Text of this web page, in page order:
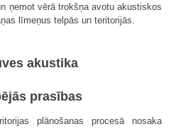
ņemot vērā trokšņa avotu akustiskos
līmeņus telpās un teritorijās.
akustika
prasības
plānošanas procesā nosaka